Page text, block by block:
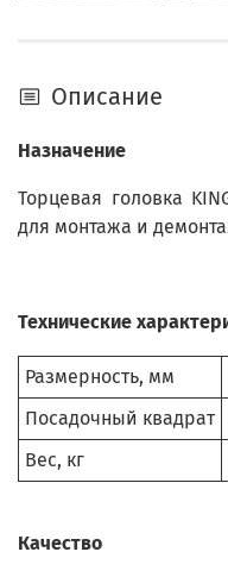
Описание
Назначение
Торцевая головка
для монтажа и
Технические
Размерность, мм
Посадочный квадрат
Вес, кг
Качество